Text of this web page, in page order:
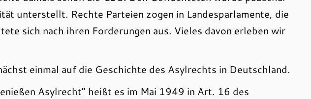
unterstellt. Rechte Parteien zogen in Landesparlamente, die
sich nach ihren Forderungen aus. Vieles davon erleben wir
einmal auf die Geschichte des Asylrechts in Deutschland.
Asylrecht“ heißt es im Mai 1949 in Art. 16 des